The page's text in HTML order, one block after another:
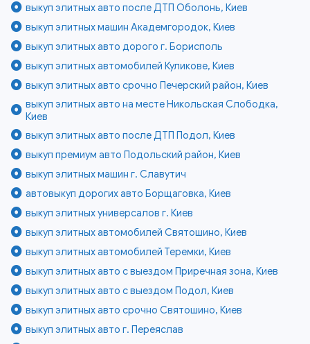
выкуп элитных авто после ДТП Оболонь, Киев
выкуп элитных машин Академгородок, Киев
выкуп элитных авто дорого г. Борисполь
выкуп элитных автомобилей Куликове, Киев
выкуп элитных авто срочно Печерский район, Киев
выкуп элитных авто на месте Никольская Слободка,
Киев
выкуп элитных авто после ДТП Подол, Киев
выкуп премиум авто Подольский район, Киев
выкуп элитных машин г. Славутич
автовыкуп дорогих авто Борщаговка, Киев
выкуп элитных универсалов г. Киев
выкуп элитных автомобилей Святошино, Киев
выкуп элитных автомобилей Теремки, Киев
выкуп элитных авто с выездом Приречная зона, Киев
выкуп элитных авто с выездом Подол, Киев
выкуп элитных авто срочно Святошино, Киев
выкуп элитных авто г. Переяслав